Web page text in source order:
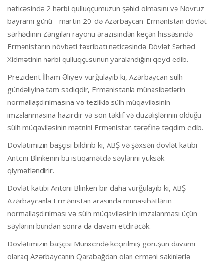
nəticəsində 2 hərbi qulluqçumuzun şəhid olmasını və Novruz
bayramı günü - martın 20-də Azərbaycan-Ermənistan dövlət
sərhədinin Zəngilan rayonu ərazisindən keçən hissəsində
Ermənistanın növbəti təxribatı nəticəsində Dövlət Sərhəd
Xidmətinin hərbi qulluqçusunun yaralandığını qeyd edib.
Prezident İlham Əliyev vurğulayıb ki, Azərbaycan sülh
gündəliyinə tam sadiqdir, Ermənistanla münasibətlərin
normallaşdırılmasına və tezliklə sülh müqaviləsinin
imzalanmasına hazırdır və son təklif və düzəlişlərinin olduğu
sülh müqaviləsinin mətnini Ermənistan tərəfinə təqdim edib.
Dövlətimizin başçısı bildirib ki, ABŞ və şəxsən dövlət katibi
Antoni Blinkenin bu istiqamətdə səylərini yüksək
qiymətləndirir.
Dövlət katibi Antoni Blinken bir daha vurğulayıb ki, ABŞ
Azərbaycanla Ermənistan arasında münasibətlərin
normallaşdırılması və sülh müqaviləsinin imzalanması üçün
səylərini bundan sonra da davam etdirəcək.
Dövlətimizin başçısı Münxendə keçirilmiş görüşün davamı
olaraq Azərbaycanın Qarabağdan olan erməni sakinlərlə